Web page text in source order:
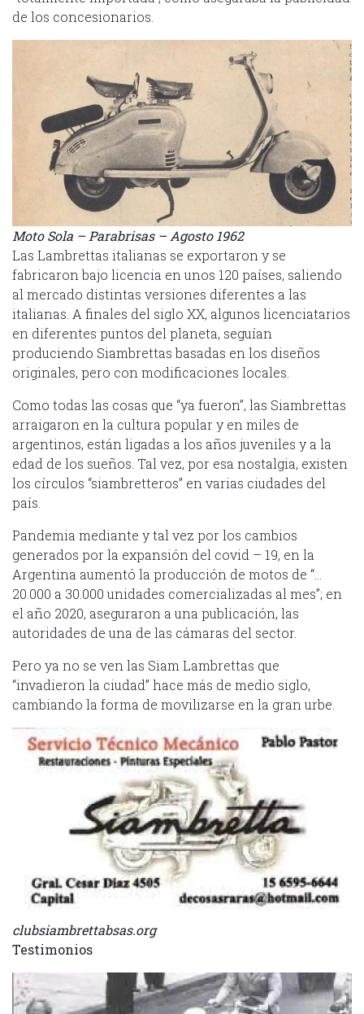
de los concesionarios.
Moto Sola – Parabrisas – Agosto 1962
Las Lambrettas italianas se exportaron y se
fabricaron bajo licencia en unos 120 países, saliendo
al mercado distintas versiones diferentes a las
italianas. A finales del siglo XX, algunos licenciatarios
en diferentes puntos del planeta, seguían
produciendo Siambrettas basadas en los diseños
originales, pero con modificaciones locales.
Como todas las cosas que “ya fueron”, las Siambrettas
arraigaron en la cultura popular y en miles de
argentinos, están ligadas a los años juveniles y a la
edad de los sueños. Tal vez, por esa nostalgia, existen
los círculos “siambretteros” en varias ciudades del
país.
Pandemia mediante y tal vez por los cambios
generados por la expansión del covid – 19, en la
Argentina aumentó la producción de motos de “…
20.000 a 30.000 unidades comercializadas al mes”; en
el año 2020, aseguraron a una publicación, las
autoridades de una de las cámaras del sector.
Pero ya no se ven las Siam Lambrettas que
“invadieron la ciudad” hace más de medio siglo,
cambiando la forma de movilizarse en la gran urbe.
clubsiambrettabsas.org
Testimonios